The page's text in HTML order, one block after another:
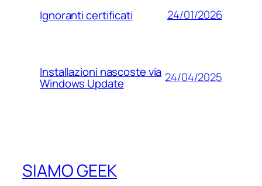
Ignoranti certificati 24/01/2026
Installazioni nascoste via
Windows Update 24/04/2025
SIAMO GEEK